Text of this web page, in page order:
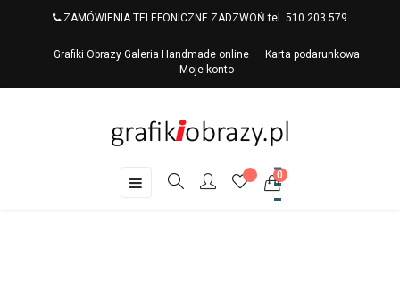
ZAMÓWIENIA TELEFONICZNE ZADZWOŃ tel. 510 203 579
Grafiki Obrazy Galeria Handmade online
Karta podarunkowa
Moje konto
Toggle
☰ 0